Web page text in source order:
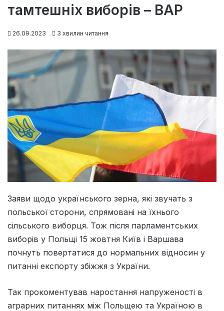
тамтешніх виборів – ВАР
26.09.2023 3 хвилин читання
Заяви щодо українського зерна, які звучать з
польської сторони, спрямовані на їхнього
сільського виборця. Тож після парламентських
виборів у Польщі 15 жовтня Київ і Варшава
почнуть повертатися до нормальних відносин у
питанні експорту збіжжя з України.
Так прокоментував наростання напруженості в
аграрних питаннях між Польщею та Україною в